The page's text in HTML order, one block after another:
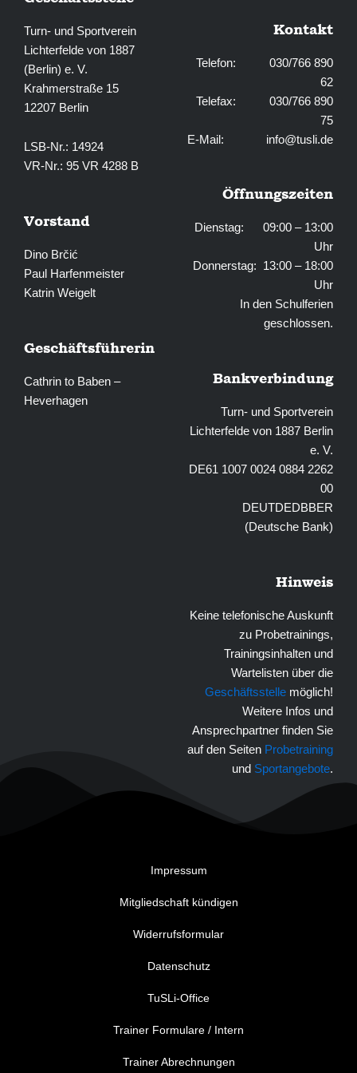
Turn- und Sportverein
Lichterfelde von 1887
(Berlin) e. V.
Krahmerstraße 15
12207 Berlin
LSB-Nr.: 14924
VR-Nr.: 95 VR 4288 B
Vorstand
Dino Brčić
Paul Harfenmeister
Katrin Weigelt
Geschäftsführerin
Cathrin to Baben –
Heverhagen
Kontakt
Telefon: 030/766 890
62
Telefax: 030/766 890
75
E-Mail: info@tusli.de
Öffnungszeiten
Dienstag: 09:00 – 13:00
Uhr
Donnerstag: 13:00 – 18:00
Uhr
In den Schulferien
geschlossen.
Bankverbindung
Turn- und Sportverein
Lichterfelde von 1887 Berlin
e. V.
DE61 1007 0024 0884 2262
00
DEUTDEDBBER
(Deutsche Bank)
Hinweis
Keine telefonische Auskunft
zu Probetrainings,
Trainingsinhalten und
Wartelisten über die
Geschäftsstelle möglich!
Weitere Infos und
Ansprechpartner finden Sie
auf den Seiten Probetraining
und Sportangebote.
Impressum
Mitgliedschaft kündigen
Widerrufsformular
Datenschutz
TuSLi-Office
Trainer Formulare / Intern
Trainer Abrechnungen